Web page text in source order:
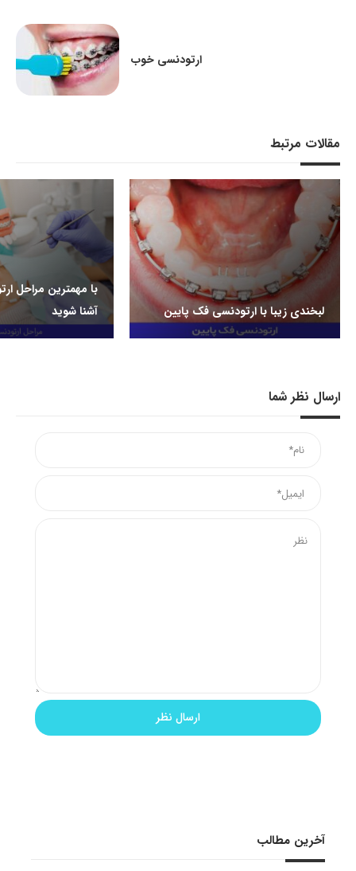
ارتودنسی خوب
مقالات مرتبط
لبخندی زیبا با ارتودنسی فک پایین
با مهمترین مراحل
آشنا شوید
ارسال نظر شما
آخرین مطالب